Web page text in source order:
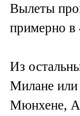
Вылеты
примерно в
Из
Милане или
Мюнхене,